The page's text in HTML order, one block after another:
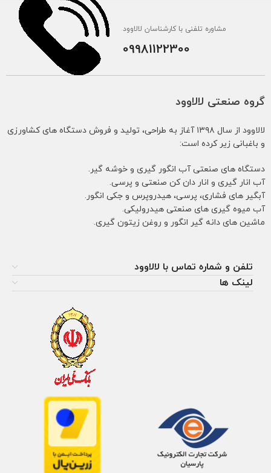
گروه صنعتی لالاوود
لالاوود از سال ۱۳۹۸ آغاز به طراحی، تولید و فروش دستگاه های کشاورزی
و باغبانی زیر کرده است:
دستگاه های صنعتی آب انگور گیری و خوشه گیر.
آب انار گیری و انار دان کن صنعتی و پرسی.
آبگیر های فشاری، پرسی، هیدروپرس و جکی انگور.
آب میوه گیری های صنعتی هیدرولیکی.
ماشین های دانه گیر انگور و روغن زیتون گیری.
مشاوره تلفنی با کارشناسان لالاوود
09981122300
تلفن و شماره تماس با لالاوود
لینک ها